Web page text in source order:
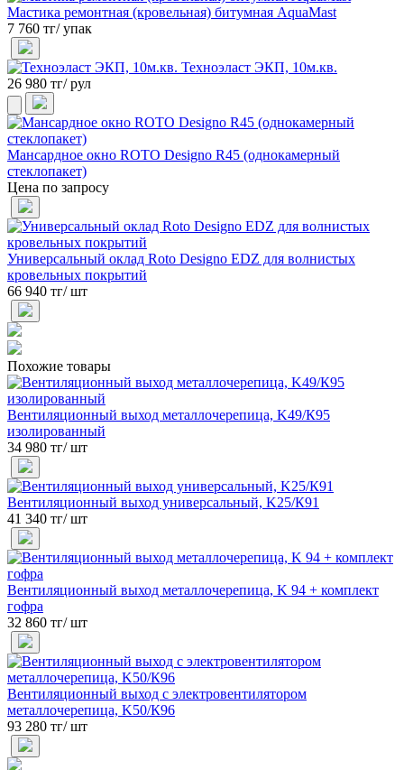
Мастика ремонтная (кровельная) битумная AquaMast
7 760 тг/ упак
Техноэласт ЭКП, 10м.кв.
26 980 тг/ рул
Мансардное окно ROTO Designo R45 (однокамерный
стеклопакет)
Цена по запросу
Универсальный оклад Roto Designo EDZ для волнистых
кровельных покрытий
66 940 тг/ шт
Похожие товары
Вентиляционный выход металлочерепица, K49/К95
изолированный
34 980 тг/ шт
Вентиляционный выход универсальный, K25/К91
41 340 тг/ шт
Вентиляционный выход металлочерепица, K 94 + комплект
гофра
32 860 тг/ шт
Вентиляционный выход с электровентилятором
металлочерепица, K50/К96
93 280 тг/ шт